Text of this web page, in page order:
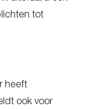
tot
heeft
ook voor